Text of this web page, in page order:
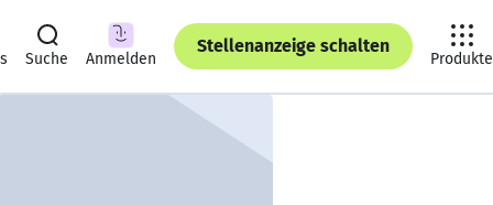
Suche Anmelden
Stellenanzeige schalten
Produkte